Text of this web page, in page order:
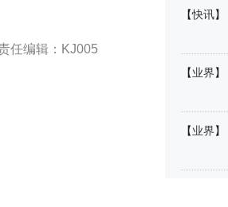
任编辑：KJ005
【快讯】
【业界】
【业界】